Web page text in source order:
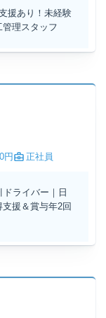
援あり！未経験
理スタッフ
円 正社員
ドライバー｜日
援＆賞与年2回